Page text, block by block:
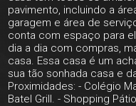
pavimento, incluindo a
garagem e área de
conta com espaço para
dia a dia com compras,
casa. Essa casa é um
sua tão sonhada casa e
Proximidades: - Colégio
Batel Grill. - Shopping